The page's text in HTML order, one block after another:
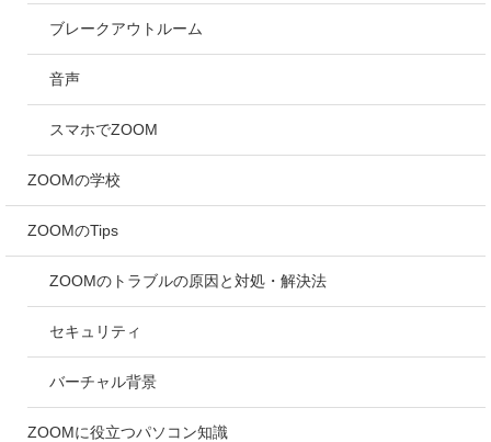
ブレークアウトルーム
音声
スマホでZOOM
ZOOMの学校
ZOOMのTips
ZOOMのトラブルの原因と対処・解決法
セキュリティ
バーチャル背景
ZOOMに役立つパソコン知識